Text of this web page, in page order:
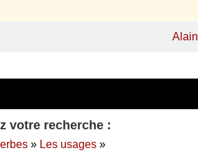
Alain
votre recherche :
» Les usages »